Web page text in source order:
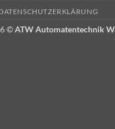
©ATW Automatentechnik